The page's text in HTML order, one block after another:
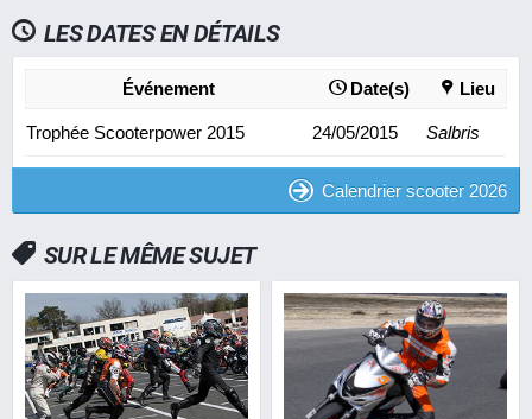
LES DATES EN DÉTAILS
Événement Date(s) Lieu
Trophée Scooterpower 2015 24/05/2015 Salbris
Calendrier scooter 2026
SUR LE MÊME SUJET